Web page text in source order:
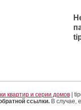
квартир и серии домов |
ссылки.В случае,